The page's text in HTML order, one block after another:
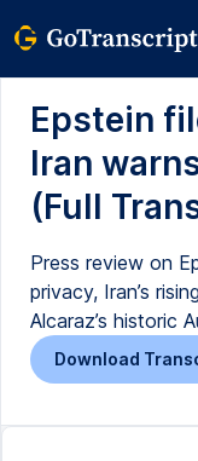
Epstein
Iran
(Full
Press review on
privacy, Iran’s
Alcaraz’s historic
Download